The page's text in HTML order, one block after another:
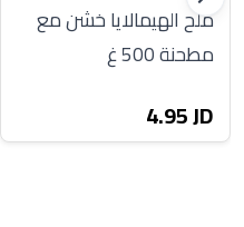
ملح الهيمالايا خشن مع
مطحنة 500 غ
4.95 JD